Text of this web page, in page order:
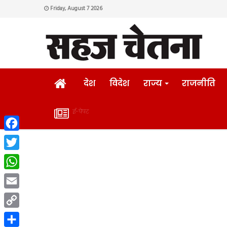
Friday, August 7 2026
HOMEदेश विदेश राज्य राजनीति
ई-
ई-पेपर
Facebook
Twitter
WhatsApp
Email
Copy